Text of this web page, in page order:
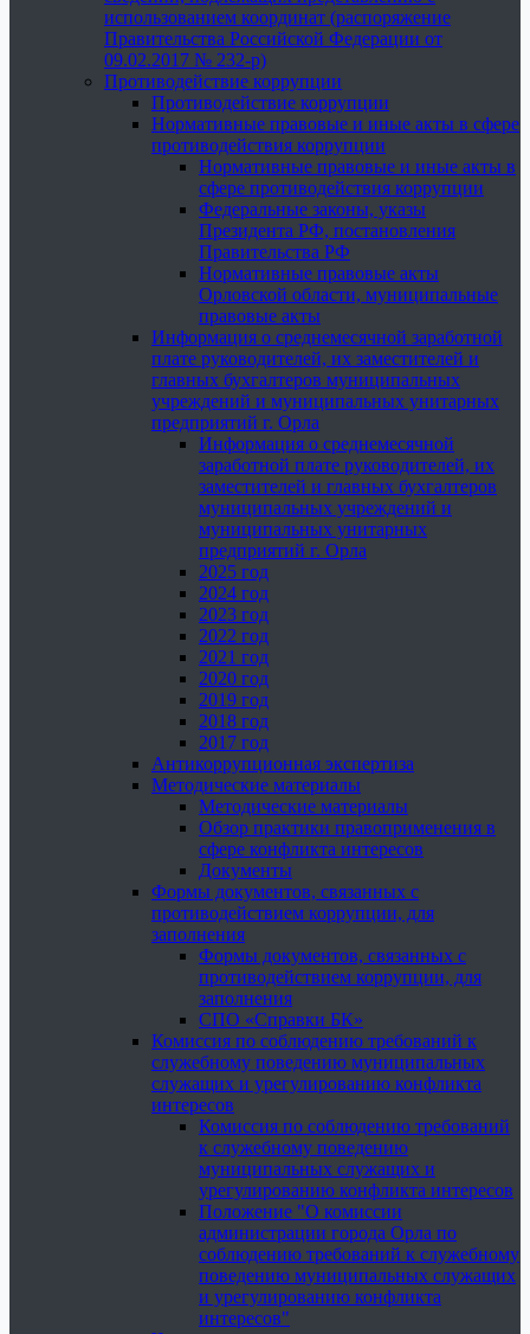
использованием координат (распоряжение
Правительства Российской Федерации от
09.02.2017 № 232-р)
Противодействие коррупции
Противодействие коррупции
Нормативные правовые и иные акты в сфере
противодействия коррупции
Нормативные правовые и иные акты в
сфере противодействия коррупции
Федеральные законы, указы
Президента РФ, постановления
Правительства РФ
Нормативные правовые акты
Орловской области, муниципальные
правовые акты
Информация о среднемесячной заработной
плате руководителей, их заместителей и
главных бухгалтеров муниципальных
учреждений и муниципальных унитарных
предприятий г. Орла
Информация о среднемесячной
заработной плате руководителей, их
заместителей и главных бухгалтеров
муниципальных учреждений и
муниципальных унитарных
предприятий г. Орла
2025 год
2024 год
2023 год
2022 год
2021 год
2020 год
2019 год
2018 год
2017 год
Антикоррупционная экспертиза
Методические материалы
Методические материалы
Обзор практики правоприменения в
сфере конфликта интересов
Документы
Формы документов, связанных с
противодействием коррупции, для
заполнения
Формы документов, связанных с
противодействием коррупции, для
заполнения
СПО «Справки БК»
Комиссия по соблюдению требований к
служебному поведению муниципальных
служащих и урегулированию конфликта
интересов
Комиссия по соблюдению требований
к служебному поведению
муниципальных служащих и
урегулированию конфликта интересов
Положение "О комиссии
администрации города Орла по
соблюдению требований к служебному
поведению муниципальных служащих
и урегулированию конфликта
интересов"